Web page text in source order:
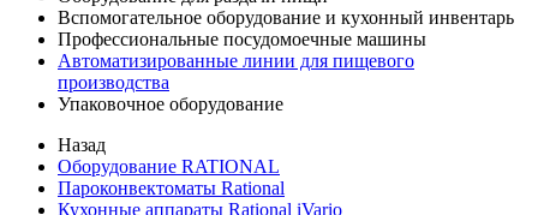
Вспомогательное оборудование и кухонный инвентарь
Профессиональные посудомоечные машины
Автоматизированные линии для пищевого
производства
Упаковочное оборудование
Назад
Оборудование RATIONAL
Пароконвектоматы Rational
Кухонные аппараты Rational iVario